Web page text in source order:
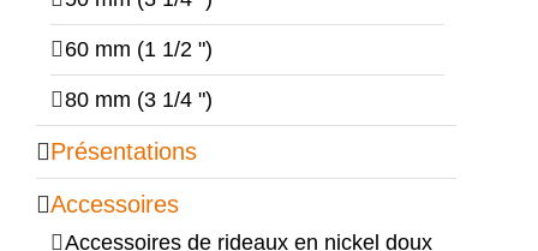
60 mm (1 1/2 ")
80 mm (3 1/4 ")
Présentations
Accessoires
Accessoires de rideaux en nickel doux